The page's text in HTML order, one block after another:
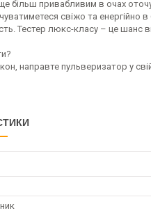
більш привабливим в очах
свіжо та енергійно
Тестер люкс-класу – це шанс
направте пульверизатор у